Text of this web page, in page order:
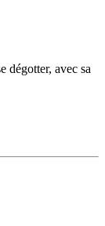
dégotter, avec sa